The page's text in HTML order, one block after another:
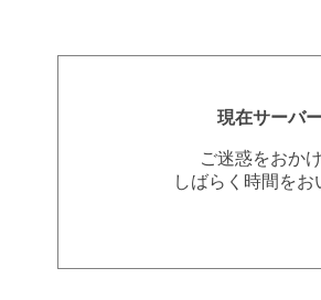
現在サーバ
ご迷惑をおか
しばらく時間を